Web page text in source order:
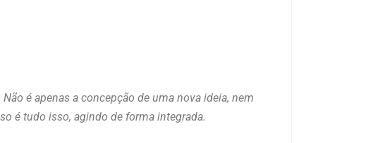
é apenas a concepção de uma nova ideia, nem
é tudo isso, agindo de forma integrada.